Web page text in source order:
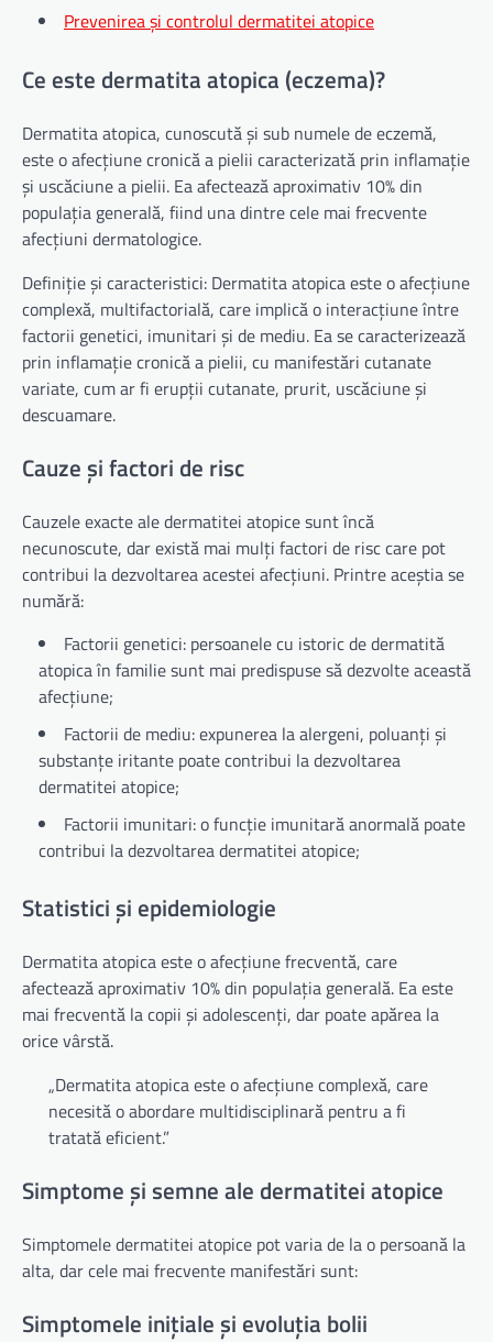
Prevenirea și controlul dermatitei atopice
Ce este dermatita atopica (eczema)?
Dermatita atopica, cunoscută și sub numele de eczemă,
este o afecțiune cronică a pielii caracterizată prin inflamație
și uscăciune a pielii. Ea afectează aproximativ 10% din
populația generală, fiind una dintre cele mai frecvente
afecțiuni dermatologice.
Definiție și caracteristici: Dermatita atopica este o afecțiune
complexă, multifactorială, care implică o interacțiune între
factorii genetici, imunitari și de mediu. Ea se caracterizează
prin inflamație cronică a pielii, cu manifestări cutanate
variate, cum ar fi erupții cutanate, prurit, uscăciune și
descuamare.
Cauze și factori de risc
Cauzele exacte ale dermatitei atopice sunt încă
necunoscute, dar există mai mulți factori de risc care pot
contribui la dezvoltarea acestei afecțiuni. Printre aceștia se
numără:
Factorii genetici: persoanele cu istoric de dermatită
atopica în familie sunt mai predispuse să dezvolte această
afecțiune;
Factorii de mediu: expunerea la alergeni, poluanți și
substanțe iritante poate contribui la dezvoltarea
dermatitei atopice;
Factorii imunitari: o funcție imunitară anormală poate
contribui la dezvoltarea dermatitei atopice;
Statistici și epidemiologie
Dermatita atopica este o afecțiune frecventă, care
afectează aproximativ 10% din populația generală. Ea este
mai frecventă la copii și adolescenți, dar poate apărea la
orice vârstă.
„Dermatita atopica este o afecțiune complexă, care
necesită o abordare multidisciplinară pentru a fi
tratată eficient.”
Simptome și semne ale dermatitei atopice
Simptomele dermatitei atopice pot varia de la o persoană la
alta, dar cele mai frecvente manifestări sunt:
Simptomele inițiale și evoluția bolii